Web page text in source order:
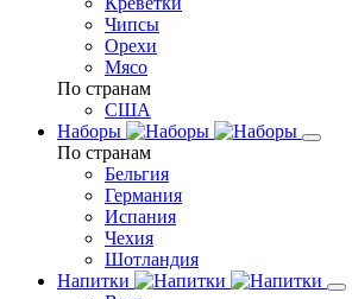
Чипсы
Орехи
Мясо
По странам
США
Наборы
По странам
Бельгия
Германия
Испания
Чехия
Шотландия
Напитки